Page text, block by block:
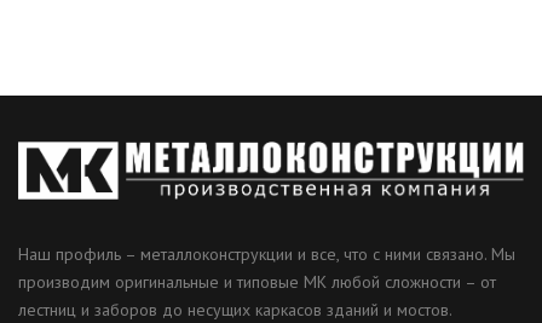
Наш профиль – металлоконструкции и все, что с ними связано. Мы
производим оригинальные и типовые МК любой сложности – от
лестниц и заборов до несущих каркасов зданий и мостов.